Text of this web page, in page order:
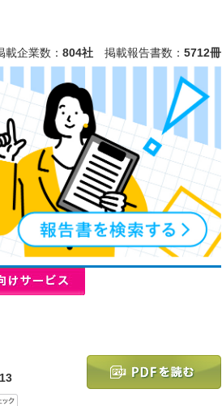
載企業数： 804社 掲載報告書数： 5712冊